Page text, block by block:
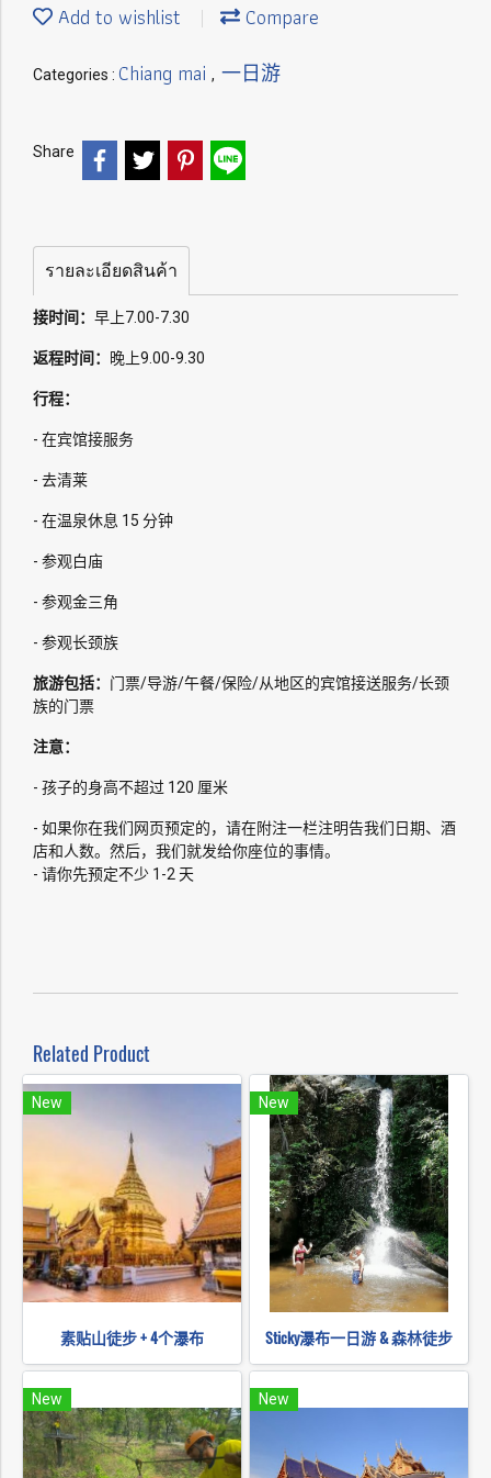
Add to wishlist Compare
Categories : Chiang mai , 一日游
Share
รายละเอียดสินค้า
接时间： 早上7.00-7.30
返程时间： 晚上9.00-9.30
行程：
- 在宾馆接服务
- 去清莱
- 在温泉休息 15 分钟
- 参观白庙
- 参观金三角
- 参观长颈族
旅游包括： 门票/导游/午餐/保险/从地区的宾馆接送服务/长颈
族的门票
注意：
- 孩子的身高不超过 120 厘米
- 如果你在我们网页预定的，请在附注一栏注明告我们日期、酒
店和人数。然后，我们就发给你座位的事情。
- 请你先预定不少 1-2 天
Related Product
New
素贴山徒步 + 4个瀑布
New
Sticky瀑布一日游 & 森林徒步
New New